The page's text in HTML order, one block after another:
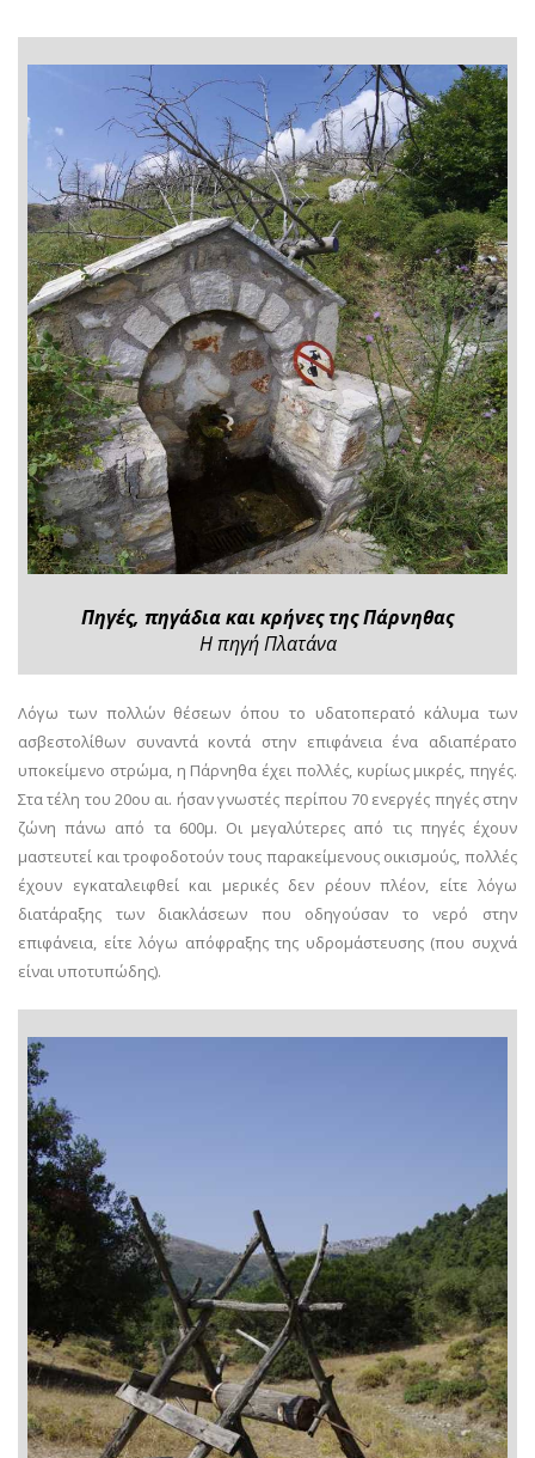
Πηγές, πηγάδια και κρήνες της Πάρνηθας
Η πηγή Πλατάνα
Λόγω των πολλών θέσεων όπου το υδατοπερατό κάλυμα των
ασβεστολίθων συναντά κοντά στην επιφάνεια ένα αδιαπέρατο
υποκείμενο στρώμα, η Πάρνηθα έχει πολλές, κυρίως μικρές, πηγές.
Στα τέλη του 20ου αι. ήσαν γνωστές περίπου 70 ενεργές πηγές στην
ζώνη πάνω από τα 600μ. Οι μεγαλύτερες από τις πηγές έχουν
μαστευτεί και τροφοδοτούν τους παρακείμενους οικισμούς, πολλές
έχουν εγκαταλειφθεί και μερικές δεν ρέουν πλέον, είτε λόγω
διατάραξης των διακλάσεων που οδηγούσαν το νερό στην
επιφάνεια, είτε λόγω απόφραξης της υδρομάστευσης (που συχνά
είναι υποτυπώδης).